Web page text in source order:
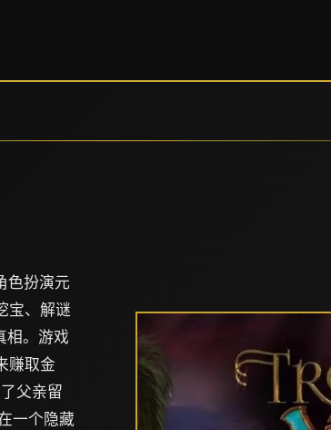
色扮演元
宝、解谜
相。游戏
赚取金
父亲留
一个隐藏